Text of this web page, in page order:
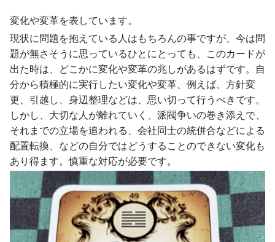
変化や変革を表しています。
現状に問題を抱えている人はもちろんの事ですが、今は問
題が無さそうに思っているひとにとっても、このカードが
出た時は、どこかに変化や変革の兆しがあるはずです。自
分から積極的に実行したい変化や変革、例えば、方針変
更、引越し、身辺整理などは、思い切って行うべきです。
しかし、大切な人が離れていく、派閥争いの巻き添えで、
それまでの立場を追われる、会社同士の統併合などによる
配置転換、などの自分ではどうすることのできない変化も
あり得ます。慎重な対応が必要です。